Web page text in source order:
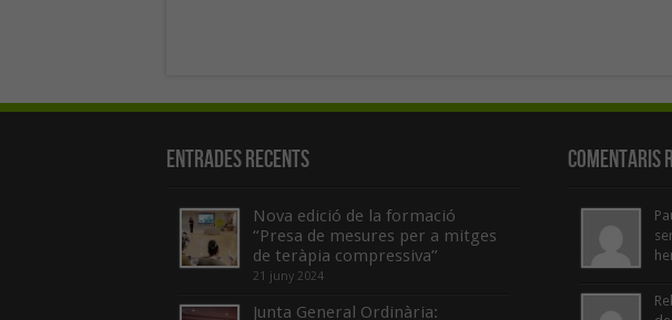
Entrades recents
Nova edició de la formació
“Presa de mesures per a mitges
de teràpia compressiva”
21 juny 2024
Junta General Ordinària:
Comentaris